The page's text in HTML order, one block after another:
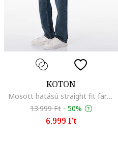
KOTON
Mosott hatású straight fit farmernadrág, Indigókék
13.999 Ft - 50%
6.999 Ft